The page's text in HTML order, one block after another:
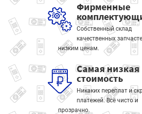
Фирменные
Собственный склад
качественных
низким ценам.
Самая низкая
стоимость
Никаких переплат и
платежей. Всё чисто и
прозрачно.